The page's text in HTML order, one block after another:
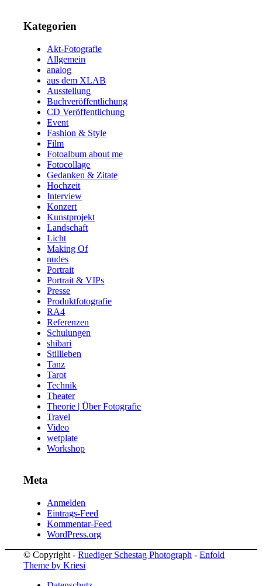
Kategorien
Akt-Fotografie
Allgemein
analog
aus dem XLAB
Ausstellung
Buchveröffentlichung
CD Veröffentlichung
Event
Fashion & Style
Film
Fotoalbum about me
Fotocollage
Gedanken & Zitate
Hochzeit
Interview
Konzert
Kunstprojekt
Landschaft
Licht
Making Of
nudes
Portrait
Portrait & VIPs
Presse
Produktfotografie
RA4
Referenzen
Schulungen
shibari
Stillleben
Tanz
Tarot
Technik
Theater
Theorie | Über Fotografie
Travel
Video
wetplate
Workshop
Meta
Anmelden
Eintrags-Feed
Kommentar-Feed
WordPress.org
© Copyright -Ruediger Schestag Photograph -Enfold
Theme by Kriesi